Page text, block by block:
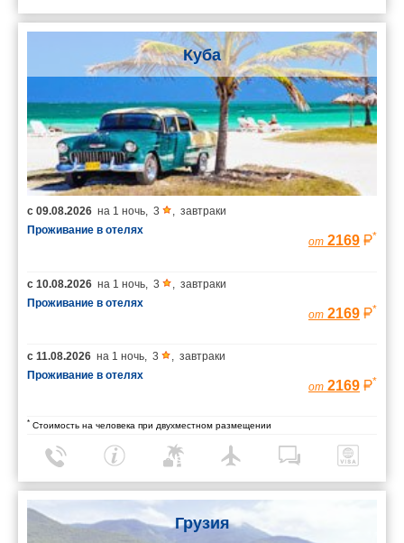
Куба
с 09.08.2026 на 1 ночь 3
завтраки
Проживание в отелях
от 2169 *
с 10.08.2026 на 1 ночь 3
завтраки
Проживание в отелях
от 2169 *
с 11.08.2026 на 1 ночь 3
завтраки
Проживание в отелях
от 2169 *
* Стоимость на человека при двухместном размещении
Грузия